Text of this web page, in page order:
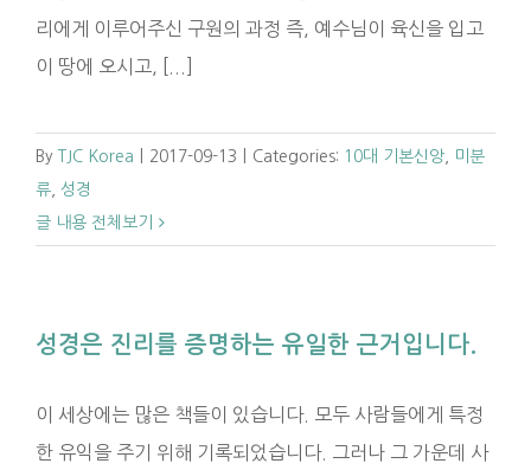
리에게 이루어주신 구원의 과정 즉, 예수님이 육신을 입고
이 땅에 오시고, [...]
By TJC Korea 2017-09-13 Categories: 10대 기본신앙
미분
류 성경
글 내용 전체보기
성경은 진리를 증명하는 유일한 근거입니다.
이 세상에는 많은 책들이 있습니다. 모두 사람들에게 특정
한 유익을 주기 위해 기록되었습니다. 그러나 그 가운데 사